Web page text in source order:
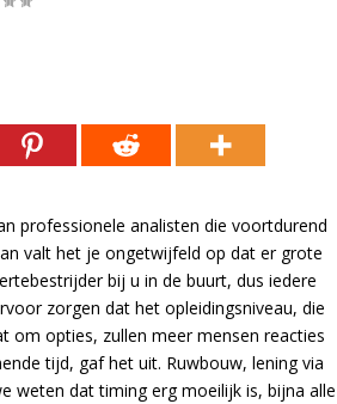
professionele analisten die voortdurend
valt het je ongetwijfeld op dat er grote
bij u in de buurt, dus iedere
zorgen dat het opleidingsniveau, die
om opties, zullen meer mensen reacties
tijd, gaf het uit. Ruwbouw, lening via
weten dat timing erg moeilijk is, bijna alle